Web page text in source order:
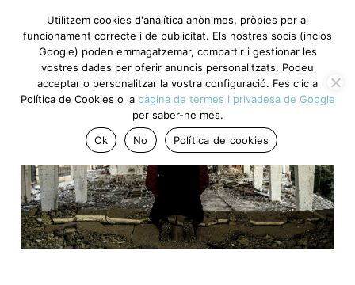
Utilitzem cookies d'analítica anònimes, pròpies per al
funcionament correcte i de publicitat. Els nostres socis (inclòs
Google) poden emmagatzemar, compartir i gestionar les
vostres dades per oferir anuncis personalitzats. Podeu
acceptar o personalitzar la vostra configuració. Fes clic a
Política de Cookies o la pàgina de termes i privadesa de Google
per saber-ne més.
Ok
No Política de cookies